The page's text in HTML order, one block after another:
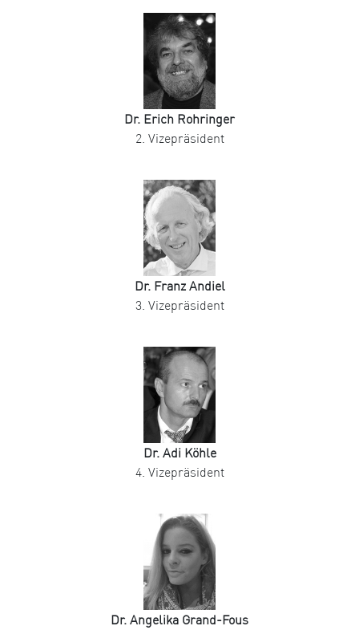
Dr. Erich Rohringer
2. Vizepräsident
Dr. Franz Andiel
3. Vizepräsident
Dr. Adi Köhle
4. Vizepräsident
Dr. Angelika Grand-Fous